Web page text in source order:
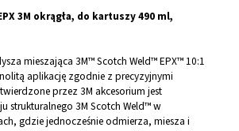
3M okrągła, do kartuszy 490 ml,
mieszająca 3M™ Scotch Weld™ EPX™ 10:1
aplikację zgodnie z precyzyjnymi
przez 3M akcesorium jest
strukturalnego 3M Scotch Weld™ w
gdzie jednocześnie odmierza, miesza i